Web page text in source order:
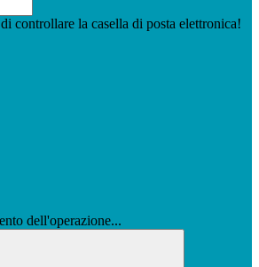
controllare la casella di posta elettronica!
dell'operazione...